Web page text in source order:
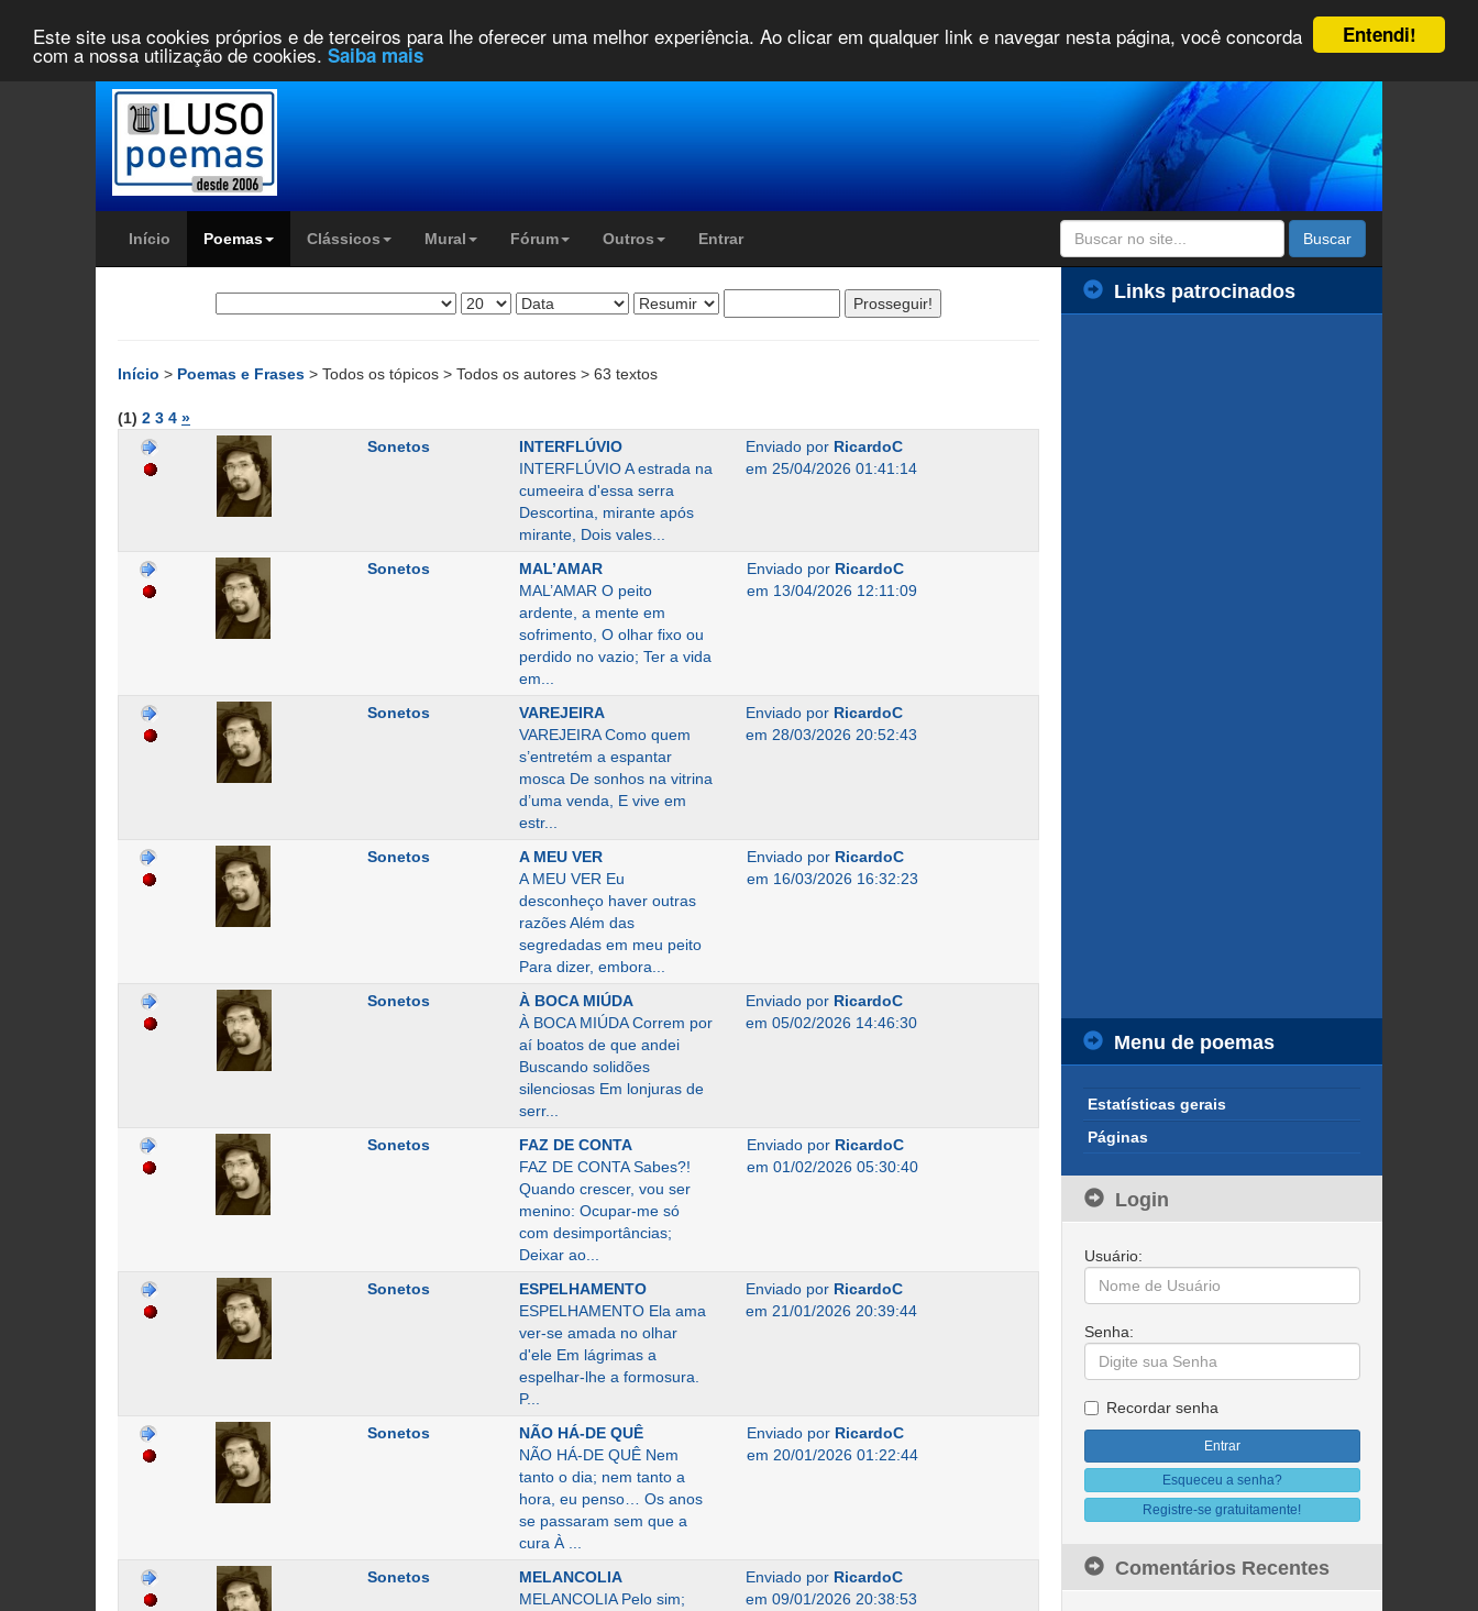
Entendi!
Este site usa cookies próprios e de terceiros para lhe oferecer uma melhor experiência. Ao clicar em qualquer link e navegar nesta página, você concorda
com a nossa utilização de cookies. Saiba mais
Início Poemas Clássicos Mural Fórum Outros Entrar Buscar
Início > Poemas e Frases > Todos os tópicos > Todos os autores > 63 textos
(1) 2 3 4 »
Sonetos
INTERFLÚVIO
INTERFLÚVIO A estrada na
cumeeira d'essa serra
Descortina, mirante após
mirante, Dois vales...
Enviado por RicardoC
em 25/04/2026 01:41:14
Sonetos
MAL’AMAR
MAL’AMAR O peito
ardente, a mente em
sofrimento, O olhar fixo ou
perdido no vazio; Ter a vida
em...
Enviado por RicardoC
em 13/04/2026 12:11:09
Sonetos
VAREJEIRA
VAREJEIRA Como quem
s’entretém a espantar
mosca De sonhos na vitrina
d’uma venda, E vive em
estr...
Enviado por RicardoC
em 28/03/2026 20:52:43
Sonetos
A MEU VER
A MEU VER Eu
desconheço haver outras
razões Além das
segredadas em meu peito
Para dizer, embora...
Enviado por RicardoC
em 16/03/2026 16:32:23
Sonetos
À BOCA MIÚDA
À BOCA MIÚDA Correm por
aí boatos de que andei
Buscando solidões
silenciosas Em lonjuras de
serr...
Enviado por RicardoC
em 05/02/2026 14:46:30
Sonetos
FAZ DE CONTA
FAZ DE CONTA Sabes?!
Quando crescer, vou ser
menino: Ocupar-me só
com desimportâncias;
Deixar ao...
Enviado por RicardoC
em 01/02/2026 05:30:40
Sonetos
ESPELHAMENTO
ESPELHAMENTO Ela ama
ver-se amada no olhar
d'ele Em lágrimas a
espelhar-lhe a formosura.
P...
Enviado por RicardoC
em 21/01/2026 20:39:44
Sonetos
NÃO HÁ-DE QUÊ
NÃO HÁ-DE QUÊ Nem
tanto o dia; nem tanto a
hora, eu penso… Os anos
se passaram sem que a
cura À ...
Enviado por RicardoC
em 20/01/2026 01:22:44
Sonetos
MELANCOLIA
MELANCOLIA Pelo sim;
Enviado por RicardoC
em 09/01/2026 20:38:53
Links patrocinados
Menu de poemas
Estatísticas gerais
Páginas
Login
Usuário:
Senha:
Recordar senha
Esqueceu a senha?
Registre-se gratuitamente!
Comentários Recentes